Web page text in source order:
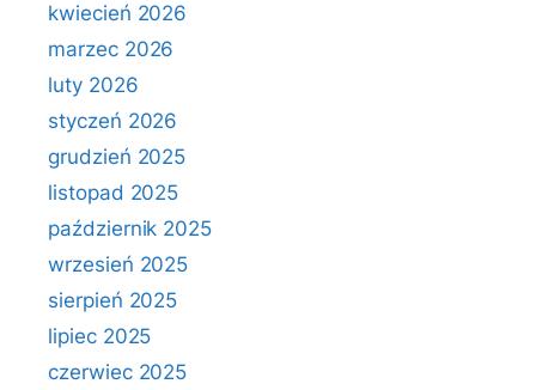
kwiecień 2026
marzec 2026
luty 2026
styczeń 2026
grudzień 2025
listopad 2025
październik 2025
wrzesień 2025
sierpień 2025
lipiec 2025
czerwiec 2025